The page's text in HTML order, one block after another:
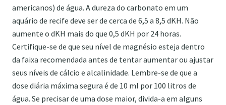
americanos) de água. A dureza do carbonato em um
aquário de recife deve ser de cerca de 6,5 a 8,5 dKH. Não
aumente o dKH mais do que 0,5 dKH por 24 horas.
Certifique-se de que seu nível de magnésio esteja dentro
da faixa recomendada antes de tentar aumentar ou ajustar
seus níveis de cálcio e alcalinidade. Lembre-se de que a
dose diária máxima segura é de 10 ml por 100 litros de
água. Se precisar de uma dose maior, divida-a em alguns